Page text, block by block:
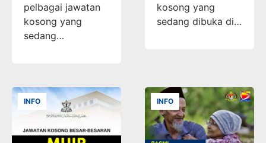
pelbagai jawatan
kosong yang
sedang…
kosong yang
sedang dibuka di…
INFO INFO